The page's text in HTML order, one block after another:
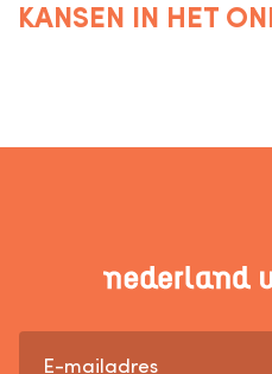
KANSEN IN HET